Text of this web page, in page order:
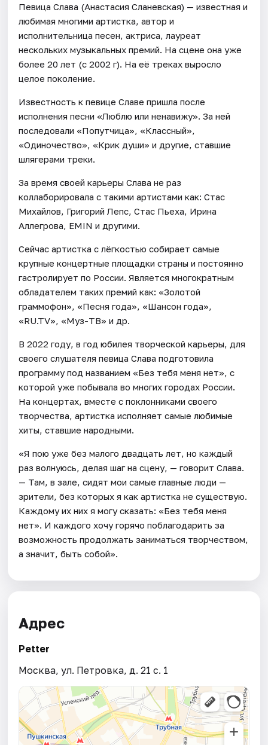
Певица Слава (Анастасия Сланевская) — известная и
любимая многими артистка, автор и
исполнительница песен, актриса, лауреат
нескольких музыкальных премий. На сцене она уже
более 20 лет (с 2002 г). На её треках выросло
целое поколение.
Известность к певице Славе пришла после
исполнения песни «Люблю или ненавижу». За ней
последовали «Попутчица», «Классный»,
«Одиночество», «Крик души» и другие, ставшие
шлягерами треки.
За время своей карьеры Слава не раз
коллаборировала с такими артистами как: Стас
Михайлов, Григорий Лепс, Стас Пьеха, Ирина
Аллегрова, EMIN и другими.
Сейчас артистка с лёгкостью собирает самые
крупные концертные площадки страны и постоянно
гастролирует по России. Является многократным
обладателем таких премий как: «Золотой
граммофон», «Песня года», «Шансон года»,
«RU.TV», «Муз-ТВ» и др.
В 2022 году, в год юбилея творческой карьеры, для
своего слушателя певица Слава подготовила
программу под названием «Без тебя меня нет», с
которой уже побывала во многих городах России.
На концертах, вместе с поклонниками своего
творчества, артистка исполняет самые любимые
хиты, ставшие народными.
«Я пою уже без малого двадцать лет, но каждый
раз волнуюсь, делая шаг на сцену, — говорит Слава.
— Там, в зале, сидят мои самые главные люди —
зрители, без которых я как артистка не существую.
Каждому их них я могу сказать: «Без тебя меня
нет». И каждого хочу горячо поблагодарить за
возможность продолжать заниматься творчеством,
а значит, быть собой».
Адрес
Petter
Москва, ул. Петровка, д. 21 с. 1